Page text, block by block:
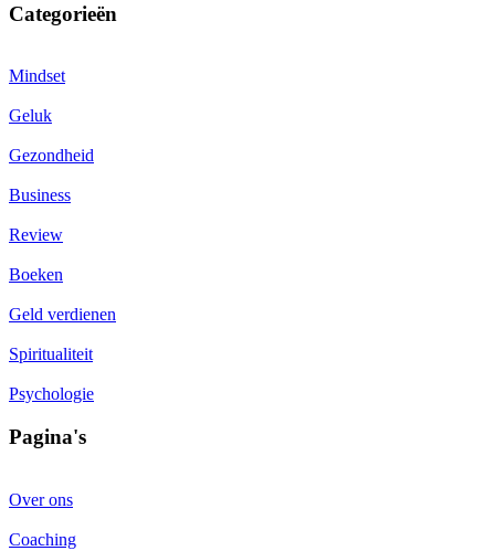
Categorieën
Mindset
Geluk
Gezondheid
Business
Review
Boeken
Geld verdienen
Spiritualiteit
Psychologie
Pagina's
Over ons
Coaching